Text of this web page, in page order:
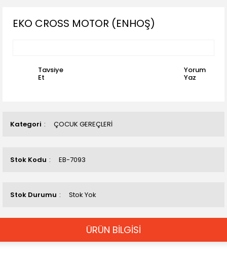
Kategori ÇOCUK GEREÇLERİ
Stok Kodu EB-7093
Stok Durumu Stok Yok
EKO CROSS MOTOR (ENHOŞ)
Tavsiye
Et
Yorum
Yaz
ÜRÜN BİLGİSİ